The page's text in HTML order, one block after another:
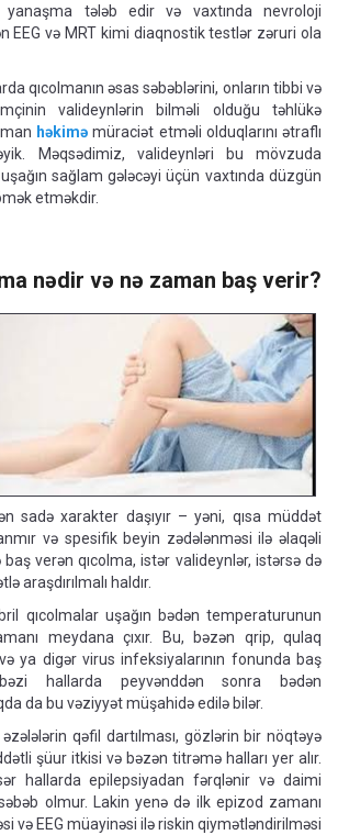
yanaşma tələb edir və vaxtında nevroloji
EEG və MRT kimi diaqnostik testlər zəruri ola
qıcolmanın əsas səbəblərini, onların tibbi və
valideynlərin bilməli olduğu təhlükə
həkimə müraciət etməli olduqlarını ətraflı
Məqsədimiz, valideynləri bu mövzuda
sağlam gələcəyi üçün vaxtında düzgün
etməkdir.
nədir və nə zaman baş verir?
sadə xarakter daşıyır – yəni, qısa müddət
və spesifik beyin zədələnməsi ilə əlaqəli
verən qıcolma, istər valideynlər, istərsə də
araşdırılmalı haldır.
qıcolmalar uşağın bədən temperaturunun
meydana çıxır. Bu, bəzən qrip, qulaq
ya digər virus infeksiyalarının fonunda baş
hallarda peyvənddən sonra bədən
da bu vəziyyət müşahidə edilə bilər.
qəfil dartılması, gözlərin bir nöqtəyə
şüur itkisi və bəzən titrəmə halları yer alır.
hallarda epilepsiyadan fərqlənir və daimi
olmur. Lakin yenə də ilk epizod zamanı
və EEG müayinəsi ilə riskin qiymətləndirilməsi